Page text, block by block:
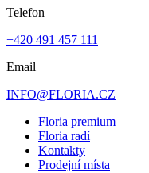
Telefon
+420 491 457 111
Email
INFO@FLORIA.CZ
Floria premium
Floria radí
Kontakty
Prodejní místa